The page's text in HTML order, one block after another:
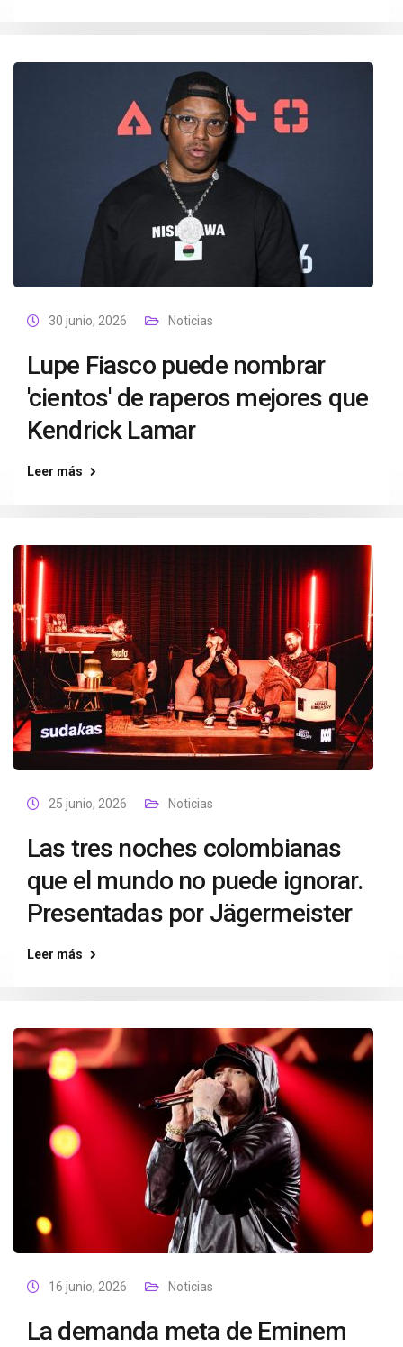
30 junio, 2026 Noticias
Lupe Fiasco puede nombrar
'cientos' de raperos mejores que
Kendrick Lamar
Leer más
25 junio, 2026 Noticias
Las tres noches colombianas
que el mundo no puede ignorar.
Presentadas por Jägermeister
Leer más
16 junio, 2026 Noticias
La demanda meta de Eminem